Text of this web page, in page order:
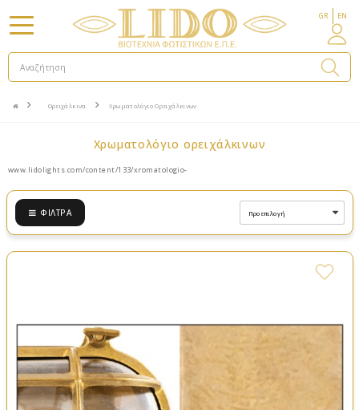
GR EN
Ορειχάλκινα Χρωματολόγιο Ορειχάλκινων
χρωματολόγιο ορειχάλκινων
www.lidolights.com/content/133/xromatologio-
ΦΊΛΤΡΑ